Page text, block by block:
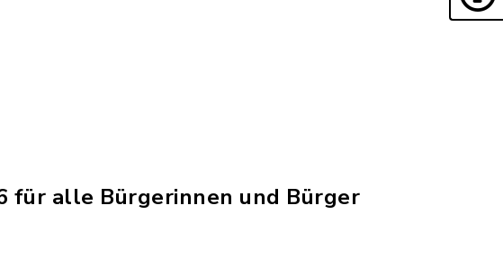
für alle Bürgerinnen und Bürger